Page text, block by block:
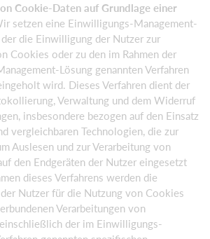
Cookie-Daten auf Grundlage einer
setzen eine Einwilligungs-Management-
die Einwilligung der Nutzer zur
Cookies oder zu den im Rahmen der
Lösung genannten Verfahren
wird. Dieses Verfahren dient der
Verwaltung und dem Widerruf
insbesondere bezogen auf den Einsatz
vergleichbaren Technologien, die zur
Auslesen und zur Verarbeitung von
den Endgeräten der Nutzer eingesetzt
dieses Verfahrens werden die
Nutzer für die Nutzung von Cookies
Verarbeitungen von
der im Einwilligungs-